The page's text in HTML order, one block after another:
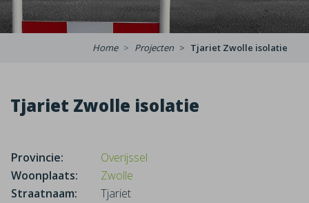
Home Projecten Tjariet Zwolle isolatie
Tjariet Zwolle isolatie
Provincie:
Overijssel
Woonplaats:
Zwolle
Straatnaam:
Tjariet